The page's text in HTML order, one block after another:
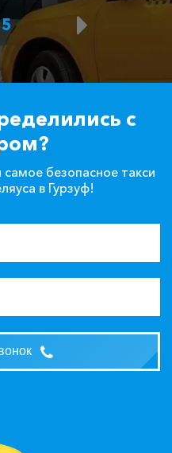
5
с
безопасное такси
в Гурзуф!